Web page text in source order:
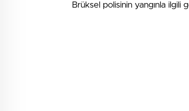
Brüksel polisinin yangınla ilgili